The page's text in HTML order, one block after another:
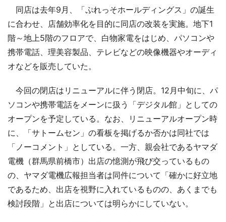
同店は去年9月、「ぷれっそホールディングス」の誕生
に合わせ、店舗効率化を目的に同店の改装を実施。地下1
階～地上5階のフロアで、白物家電をはじめ、パソコンや
携帯電話、理美容製品、テレビなどの映像機器やオーディ
オなどを販売していた。
今回の閉店はリニューアルに伴う閉店。12月中旬に、パ
ソコンや携帯電話をメーンに扱う「デジタル館」としての
オープンを予定している。なお、リニューアルオープン時
に、「サトームセン」の看板を掲げるか否かは同社では
「ノーコメント」としている。一方、親会社であるヤマダ
電機（群馬県前橋市）出店の憶測が飛び交っているもの
の、ヤマダ電機広報担当者は同件について「確かに好立地
であるため、出店を視野に入れているものの、あくまでも
検討段階」と出店については明らかにしていない。